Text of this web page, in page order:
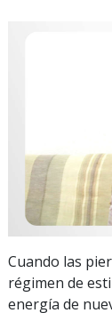
Cuando las
régimen de
energía de